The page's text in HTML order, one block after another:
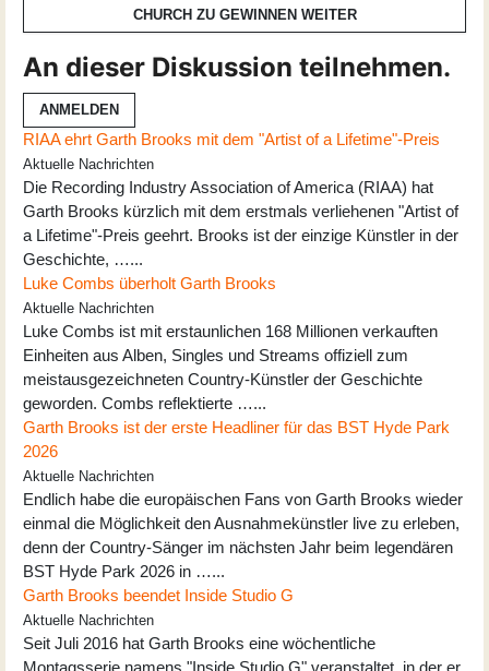
CHURCH ZU GEWINNEN WEITER
An dieser Diskussion teilnehmen.
ANMELDEN
RIAA ehrt Garth Brooks mit dem "Artist of a Lifetime"-Preis
Aktuelle Nachrichten
Die Recording Industry Association of America (RIAA) hat
Garth Brooks kürzlich mit dem erstmals verliehenen "Artist of
a Lifetime"-Preis geehrt. Brooks ist der einzige Künstler in der
Geschichte, …...
Luke Combs überholt Garth Brooks
Aktuelle Nachrichten
Luke Combs ist mit erstaunlichen 168 Millionen verkauften
Einheiten aus Alben, Singles und Streams offiziell zum
meistausgezeichneten Country-Künstler der Geschichte
geworden. Combs reflektierte …...
Garth Brooks ist der erste Headliner für das BST Hyde Park
2026
Aktuelle Nachrichten
Endlich habe die europäischen Fans von Garth Brooks wieder
einmal die Möglichkeit den Ausnahmekünstler live zu erleben,
denn der Country-Sänger im nächsten Jahr beim legendären
BST Hyde Park 2026 in …...
Garth Brooks beendet Inside Studio G
Aktuelle Nachrichten
Seit Juli 2016 hat Garth Brooks eine wöchentliche
Montagsserie namens "Inside Studio G" veranstaltet, in der er